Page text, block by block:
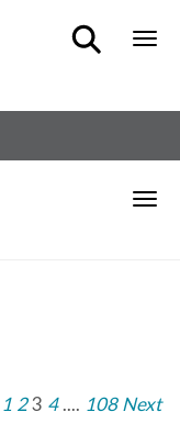
1 23 4 .... 108 Next